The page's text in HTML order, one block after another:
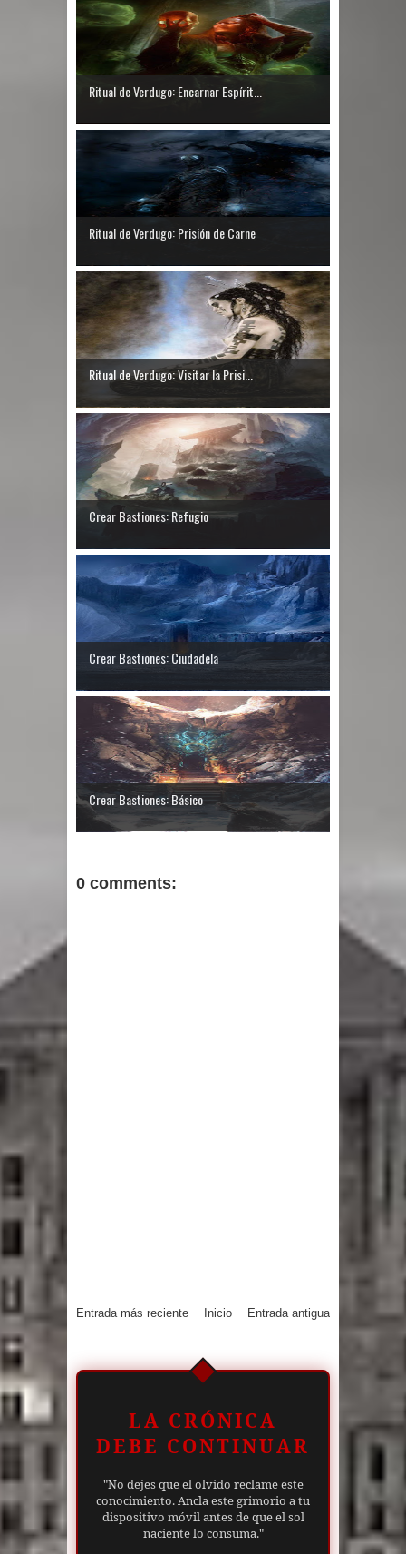
Ritual de Verdugo: Encarnar Espírit...
Ritual de Verdugo: Prisión de Carne
Ritual de Verdugo: Visitar la Prisi...
Crear Bastiones: Refugio
Crear Bastiones: Ciudadela
Crear Bastiones: Básico
0 comments:
Entrada más reciente Entrada antigua
Inicio
LA CRÓNICA
DEBE CONTINUAR
"No dejes que el olvido reclame este
conocimiento. Ancla este grimorio a tu
dispositivo móvil antes de que el sol
naciente lo consuma."